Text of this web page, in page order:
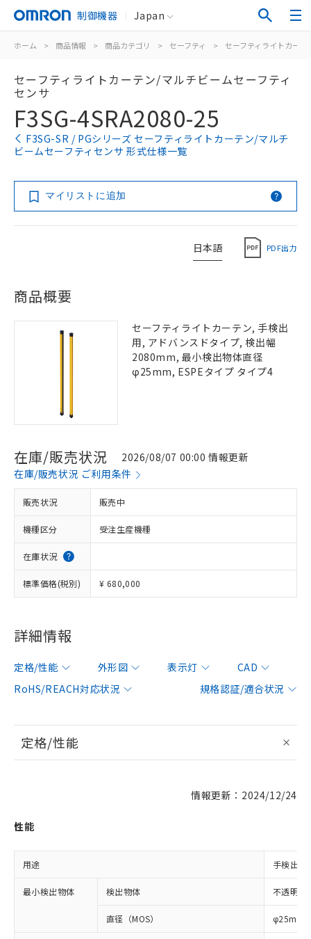
制御機器 Japan
ホーム > 商品情報 > 商品カテゴリ > セーフティ > セーフティライトカー
セーフティライトカーテン/マルチビームセーフティ
センサ
F3SG-4SRA2080-25
F3SG-SR / PGシリーズ セーフティライトカーテン/マルチ
ビームセーフティセンサ 形式仕様一覧
マイリストに追加
日本語 PDF出力
商品概要
セーフティライトカーテン, 手検出
用, アドバンスドタイプ, 検出幅
2080mm, 最小検出物体直径
φ25mm, ESPEタイプ タイプ4
在庫/販売状況
2026/08/07 00:00 情報更新
在庫/販売状況 ご利用条件
販売状況 販売中
機種区分 受注生産機種
在庫状況
標準価格(税別) ¥ 680,000
詳細情報
定格/性能 外形図 表示灯
CAD
RoHS/REACH対応状況
規格認証/適合状況
定格/性能
情報更新：2024/12/24
性能
用途 手検出用
最小検出物体 検出物体 不透明体
直径（MOS） φ25mm